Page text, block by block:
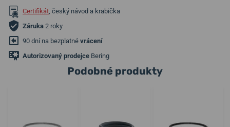
Certifikát, český návod a krabička
Záruka 2 roky
90 dní na bezplatné vrácení
Autorizovaný prodejce Bering
Podobné produkty